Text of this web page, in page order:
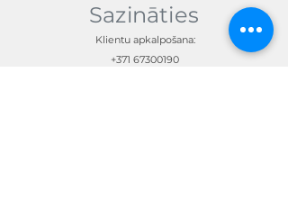
Sazināties
Klientu apkalpošana:
+371 67300190